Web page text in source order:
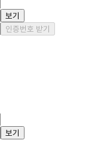
보기
인증번호 받기
보기